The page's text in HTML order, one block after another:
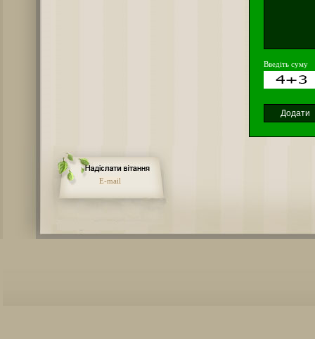
Введіть суму
E-mail